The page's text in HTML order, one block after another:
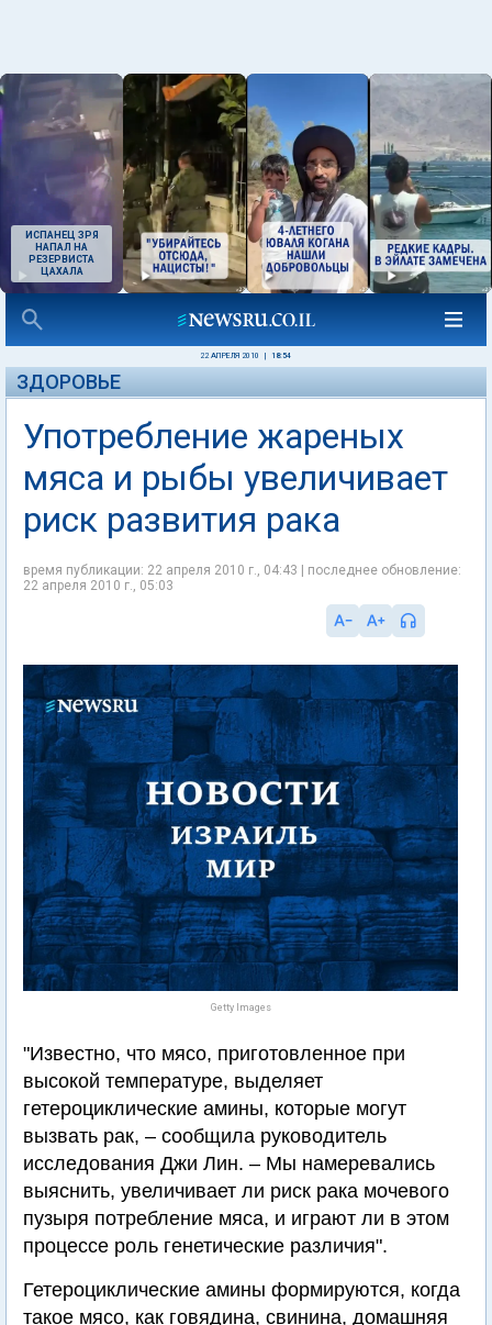
ИСПАНЕЦ ЗРЯ
НАПАЛ НА
РЕЗЕРВИСТА
ЦАХАЛА
22 АПРЕЛЯ 2010 18:54
ЗДОРОВЬЕ
Употребление жареных
мяса и рыбы увеличивает
риск развития рака
время публикации: 22 апреля 2010 г., 04:43 | последнее обновление:
22 апреля 2010 г., 05:03
Getty Images
"Известно, что мясо, приготовленное при
высокой температуре, выделяет
гетероциклические амины, которые могут
вызвать рак, – сообщила руководитель
исследования Джи Лин. – Мы намеревались
выяснить, увеличивает ли риск рака мочевого
пузыря потребление мяса, и играют ли в этом
процессе роль генетические различия".
Гетероциклические амины формируются, когда
такое мясо, как говядина, свинина, домашняя